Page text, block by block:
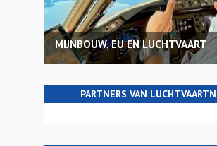
MIJNBOUW, EU EN LUCHTVAART
PARTNERS VAN